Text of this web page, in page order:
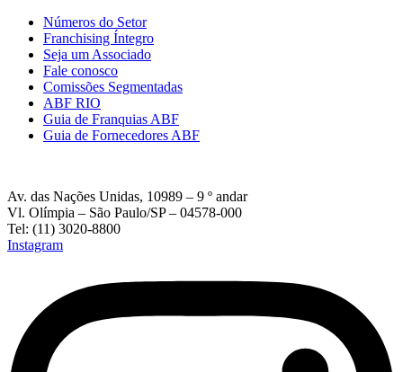
Números do Setor
Franchising Íntegro
Seja um Associado
Fale conosco
Comissões Segmentadas
ABF RIO
Guia de Franquias ABF
Guia de Fornecedores ABF
Av. das Nações Unidas, 10989 – 9 º andar
Vl. Olímpia – São Paulo/SP – 04578-000
Tel: (11) 3020-8800
Instagram